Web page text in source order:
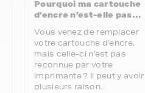
Pourquoi ma cartouche
d’encre n’est-elle pas
imprimante ?
Vous venez de remplacer
votre cartouche d’encre,
mais celle-ci n’est pas
reconnue par votre
imprimante ? Il peut y avoir
plusieurs raison...